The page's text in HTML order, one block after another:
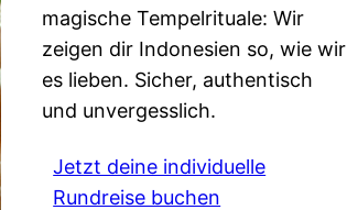
magische Tempelrituale: Wir
zeigen dir Indonesien so, wie wir
es lieben. Sicher, authentisch
und unvergesslich.
Jetzt deine individuelle
Rundreise buchen